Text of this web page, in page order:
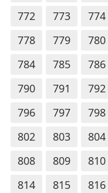
772
773 774
778
779 780
784
785 786
790
791 792
796
797 798
802
803 804
808
809 810
814
815 816